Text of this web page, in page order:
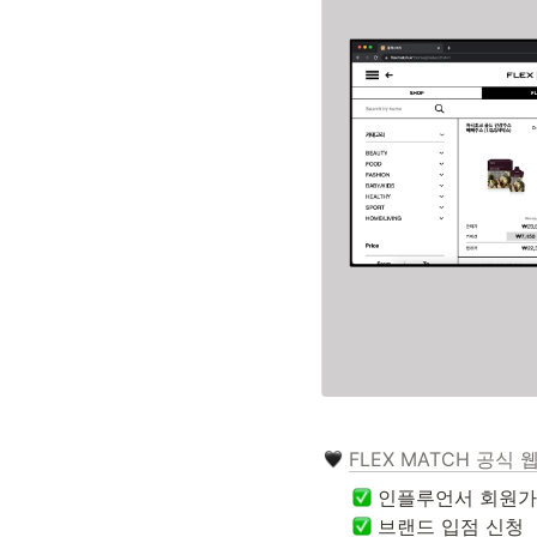
FLEX MATCH 공식
브랜드 입점 신청